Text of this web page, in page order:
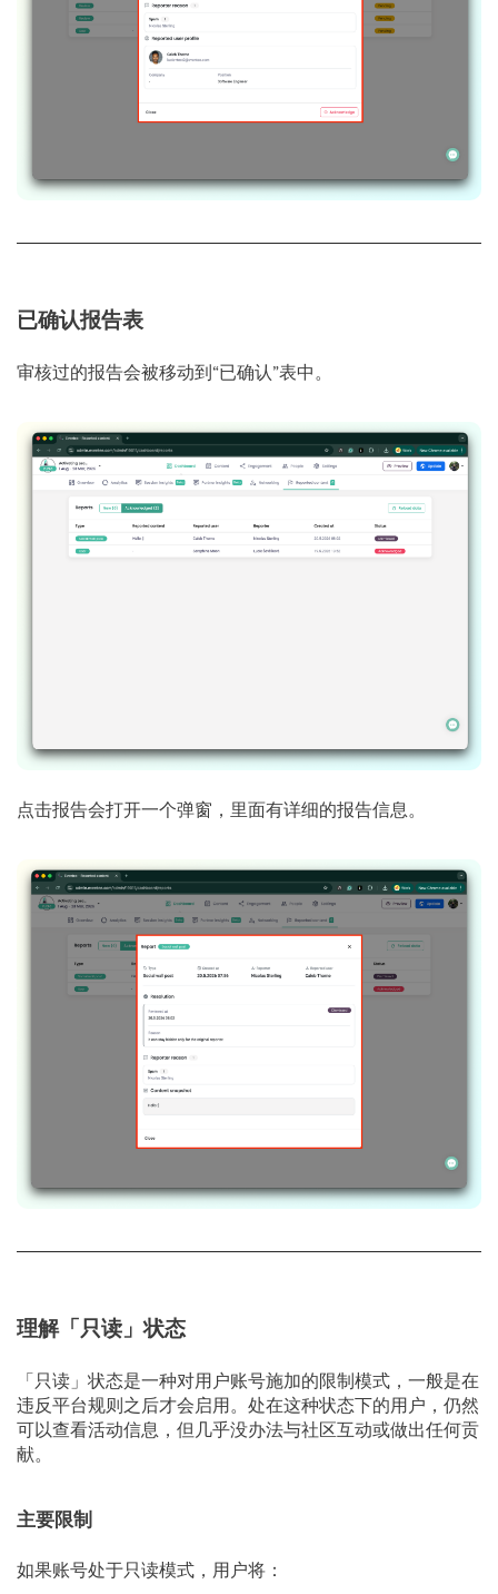
已确认报告表
审核过的报告会被移动到“已确认”表中。
点击报告会打开一个弹窗，里面有详细的报告信息。
理解「只读」状态
「只读」状态是一种对用户账号施加的限制模式，一般是在
违反平台规则之后才会启用。处在这种状态下的用户，仍然
可以查看活动信息，但几乎没办法与社区互动或做出任何贡
献。
主要限制
如果账号处于只读模式，用户将：